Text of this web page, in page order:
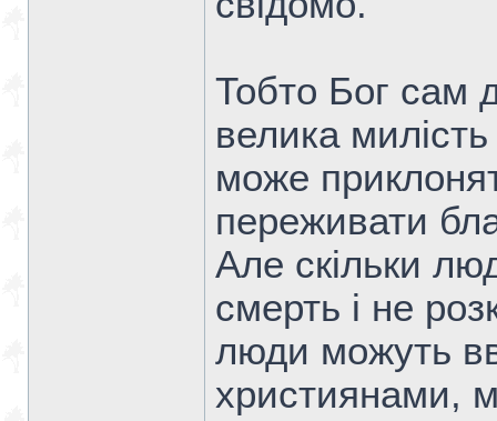
Тобто Бог сам
велика
може
переживати
Але скільки
смерть і не
люди можуть
християнами,